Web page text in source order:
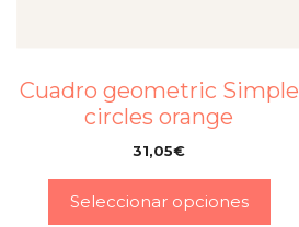
Cuadro geometric Simple
circles orange
31,05€
Seleccionar opciones